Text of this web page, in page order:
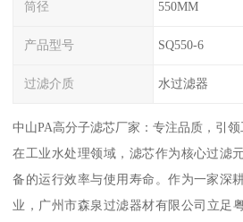
筒径 550MM
产品型号 SQ550-6
过滤介质 水过滤器
中山PA高分子滤芯厂家：专注品质，引
在工业水处理领域，滤芯作为核心过滤
备的运行效率与使用寿命。作为一家深
业，广州市森泉过滤器材有限公司立